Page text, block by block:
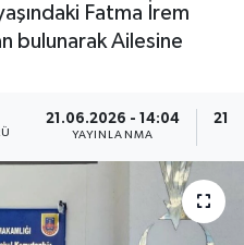
Fatma İrem
bulunarak Ailesine
21.06.2026 - 14:04
YAYINLANMA